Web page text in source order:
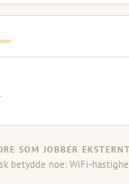
SOM JOBBER EKSTERNT
betydde noe: WiFi-